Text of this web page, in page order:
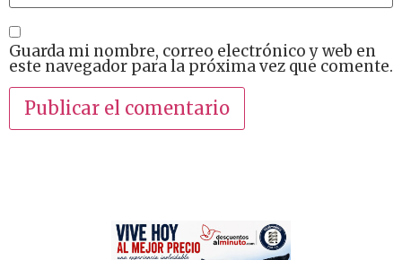
Guarda mi nombre, correo electrónico y web en
este navegador para la próxima vez que comente.